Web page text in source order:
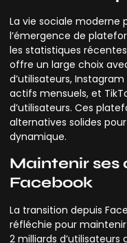
La vie sociale moderne
l’émergence de
les statistiques
offre un large choix
d’utilisateurs,
actifs mensuels, et
d’utilisateurs. Ces
alternatives solides
dynamique.
Maintenir ses
Facebook
La transition depuis
réfléchie pour maintenir
2 milliards